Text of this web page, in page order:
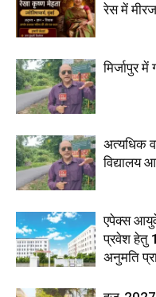
रेस में
मिर्जापुर
अत्यधिक
विद्यालय
एपेक्स
प्रवेश हेतु
अनुमति